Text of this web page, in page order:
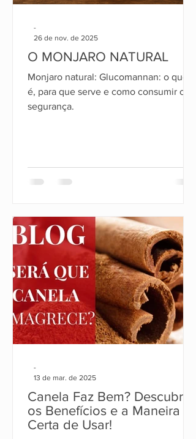
O MONJARO NATURAL
Monjaro natural: Glucomannan: o que
é, para que serve e como consumir com
segurança.
-
26 de nov. de 2025
Canela Faz Bem? Descubra
os Benefícios e a Maneira
Certa de Usar!
-
13 de mar. de 2025